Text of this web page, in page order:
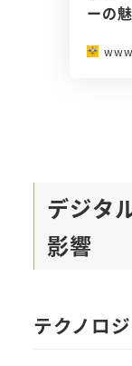
ーの
デジタ
影響
テクノロ